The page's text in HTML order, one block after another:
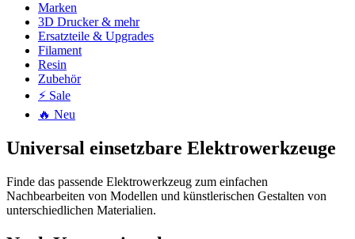
Marken
3D Drucker & mehr
Ersatzteile & Upgrades
Filament
Resin
Zubehör
⚡ Sale
🔥 Neu
Universal einsetzbare Elektrowerkzeuge
Finde das passende Elektrowerkzeug zum einfachen
Nachbearbeiten von Modellen und künstlerischen Gestalten von
unterschiedlichen Materialien.